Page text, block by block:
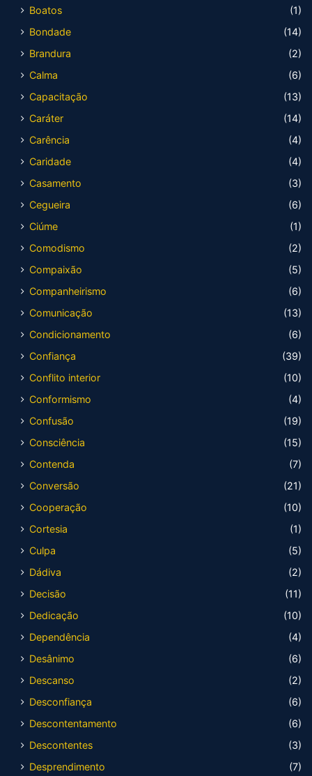
Boatos
(1)
Bondade
(14)
Brandura
(2)
Calma
(6)
Capacitação
(13)
Caráter
(14)
Carência
(4)
Caridade
(4)
Casamento
(3)
Cegueira
(6)
Ciúme
(1)
Comodismo
(2)
Compaixão
(5)
Companheirismo
(6)
Comunicação
(13)
Condicionamento
(6)
Confiança
(39)
Conflito interior
(10)
Conformismo
(4)
Confusão
(19)
Consciência
(15)
Contenda
(7)
Conversão
(21)
Cooperação
(10)
Cortesia
(1)
Culpa
(5)
Dádiva
(2)
Decisão
(11)
Dedicação
(10)
Dependência
(4)
Desânimo
(6)
Descanso
(2)
Desconfiança
(6)
Descontentamento
(6)
Descontentes
(3)
Desprendimento
(7)